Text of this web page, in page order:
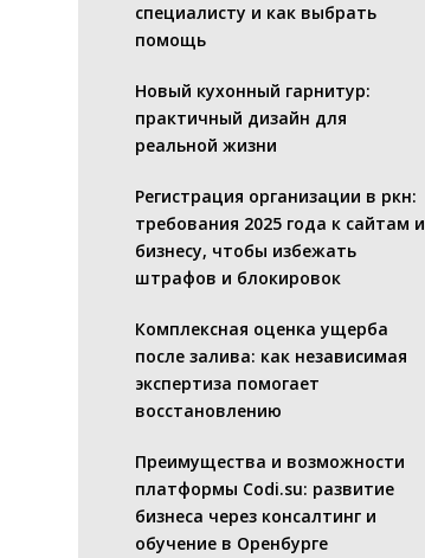
специалисту и как выбрать
помощь
Новый кухонный гарнитур:
практичный дизайн для
реальной жизни
Регистрация организации в ркн:
требования 2025 года к сайтам и
бизнесу, чтобы избежать
штрафов и блокировок
Комплексная оценка ущерба
после залива: как независимая
экспертиза помогает
восстановлению
Преимущества и возможности
платформы Codi.su: развитие
бизнеса через консалтинг и
обучение в Оренбурге